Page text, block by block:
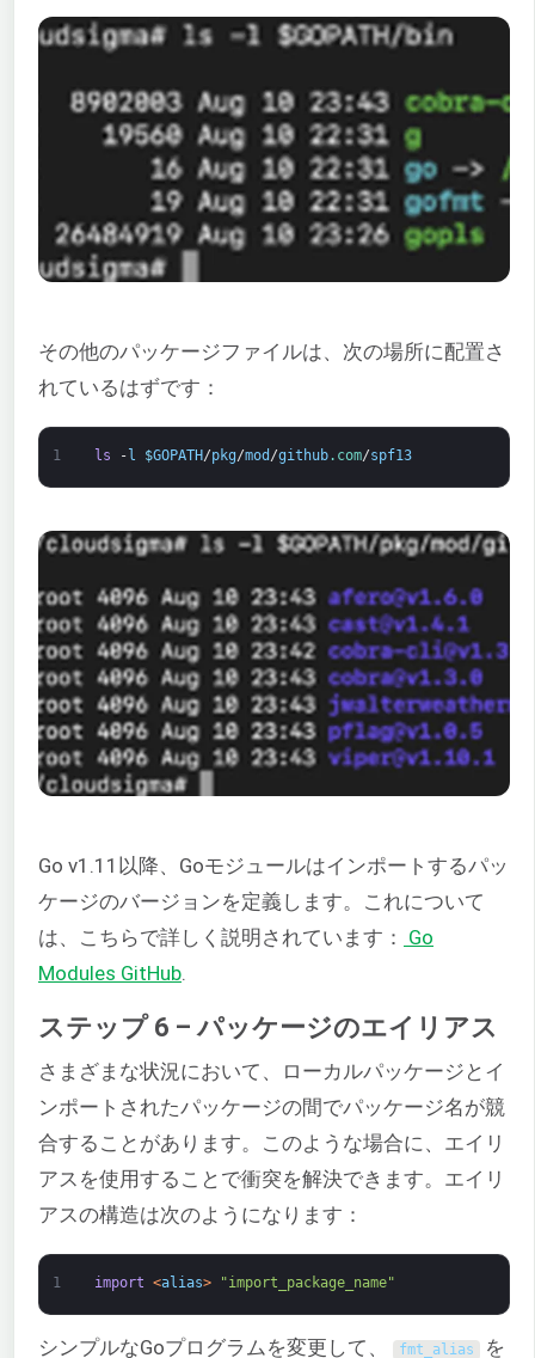
その他のパッケージファイルは、次の場所に配置さ
れているはずです：
1 ls - l $GOPATH/pkg/mod /github.com/spf13
Go v1.11以降、Goモジュールはインポートするパッ
ケージのバージョンを定義します。これについて
は、こちらで詳しく説明されています： Go
Modules GitHub
ステップ 6 – パッケージのエイリアス
さまざまな状況において、ローカルパッケージとイ
ンポートされたパッケージの間でパッケージ名が競
合することがあります。このような場合に、エイリ
アスを使用することで衝突を解決できます。エイリ
アスの構造は次のようになります：
1 import <alias> "import_package_name"
シンプルなGoプログラムを変更して、 fmt_alias を